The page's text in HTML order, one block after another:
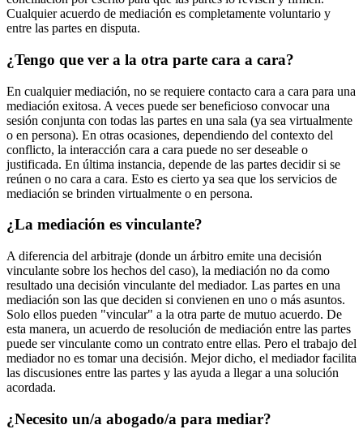
Cualquier acuerdo de mediación es completamente voluntario y
entre las partes en disputa.
¿Tengo que ver a la otra parte cara a cara?
En cualquier mediación, no se requiere contacto cara a cara para una
mediación exitosa. A veces puede ser beneficioso convocar una
sesión conjunta con todas las partes en una sala (ya sea virtualmente
o en persona). En otras ocasiones, dependiendo del contexto del
conflicto, la interacción cara a cara puede no ser deseable o
justificada. En última instancia, depende de las partes decidir si se
reúnen o no cara a cara. Esto es cierto ya sea que los servicios de
mediación se brinden virtualmente o en persona.
¿La mediación es vinculante?
A diferencia del arbitraje (donde un árbitro emite una decisión
vinculante sobre los hechos del caso), la mediación no da como
resultado una decisión vinculante del mediador. Las partes en una
mediación son las que deciden si convienen en uno o más asuntos.
Solo ellos pueden "vincular" a la otra parte de mutuo acuerdo. De
esta manera, un acuerdo de resolución de mediación entre las partes
puede ser vinculante como un contrato entre ellas. Pero el trabajo del
mediador no es tomar una decisión. Mejor dicho, el mediador facilita
las discusiones entre las partes y las ayuda a llegar a una solución
acordada.
¿Necesito un/a abogado/a para mediar?